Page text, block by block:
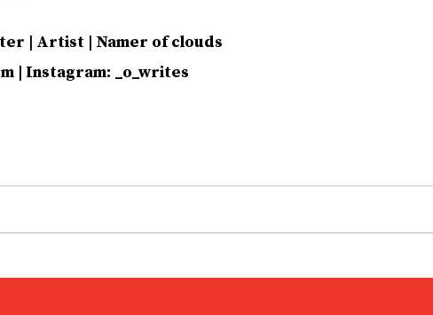
| Artist | Namer of clouds
| Instagram: _o_writes